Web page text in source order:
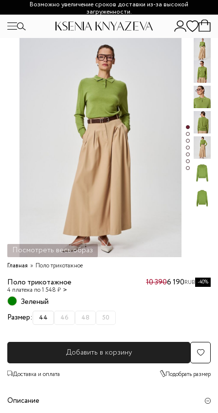
Возможно увеличение сроков доставки из-за высокой
загруженности.
Посмотреть весь образ
Главная Поло трикотажное
Поло трикотажное
4 платежа по 1 548 ₽
10 3906 190RUB -40%
Зеленый
Размер:
44 46 48 50
Добавить в корзину
Доставка и оплата Подобрать размер
Описание